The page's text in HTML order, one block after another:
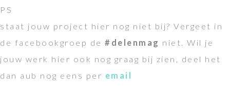
PS
staat jouw project hier nog niet bij? Vergeet in
de facebookgroep de #delenmag niet. Wil je
jouw werk hier ook nog graag bij zien, deel het
dan aub nog eens per email